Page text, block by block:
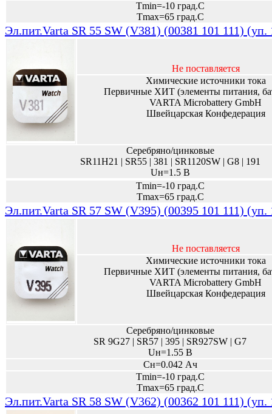
Tmin=-10 град.С
Tmax=65 град.С
Эл.пит.Varta SR 55 SW (V381) (00381 101 111) (уп.
Не поставляется
Химические источники тока
Первичные ХИТ (элементы питания,
VARTA Microbattery GmbH
Швейцарская Конфедерация
Серебряно/цинковые
SR11H21 | SR55 | 381 | SR1120SW | G8 | 191
Uн=1.5 В
Tmin=-10 град.С
Tmax=65 град.С
Эл.пит.Varta SR 57 SW (V395) (00395 101 111) (уп.
Не поставляется
Химические источники тока
Первичные ХИТ (элементы питания,
VARTA Microbattery GmbH
Швейцарская Конфедерация
Серебряно/цинковые
SR 9G27 | SR57 | 395 | SR927SW | G7
Uн=1.55 В
Сн=0.042 Ач
Tmin=-10 град.С
Tmax=65 град.С
Эл.пит.Varta SR 58 SW (V362) (00362 101 111) (уп.